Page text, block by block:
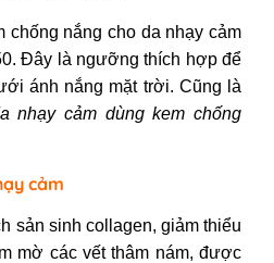
chống nắng cho da nhạy cảm
Đây là ngưỡng thích hợp để
ánh nắng mặt trời. Cũng là
nhạy cảm dùng kem chống
cảm
sản sinh collagen, giảm thiểu
mờ các vết thâm nám, được